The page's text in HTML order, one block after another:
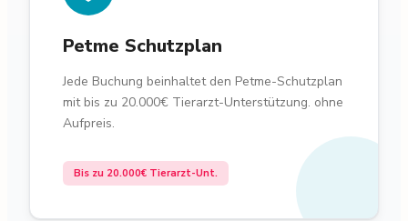
Petme Schutzplan
Jede Buchung beinhaltet den Petme-Schutzplan
mit bis zu 20.000€ Tierarzt-Unterstützung. ohne
Aufpreis.
Bis zu 20.000€ Tierarzt-Unt.